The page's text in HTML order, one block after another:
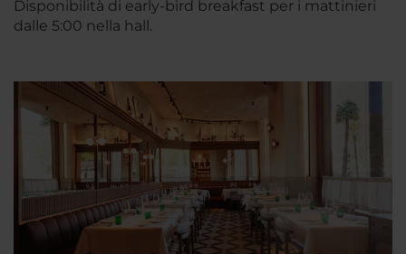
Disponibilità di early-bird breakfast per i mattinieri
dalle 5:00 nella hall.